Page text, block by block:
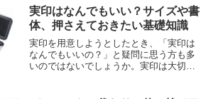
す。一般的なシロップと比べてナチュラ
ルな甘さが際立ち、健康...
実印はなんでもいい？サイズや書
体、押さえておきたい基礎知識
実印を用意しようとしたとき、「実印は
なんでもいいの？」と疑問に思う方も多
いのではないでしょうか。実印は大切な